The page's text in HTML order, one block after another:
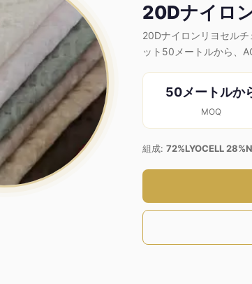
20Dナイロ
20Dナイロンリヨセル
ット50メートルから、
50メートルか
MOQ
組成: 72%LYOCELL 28%N